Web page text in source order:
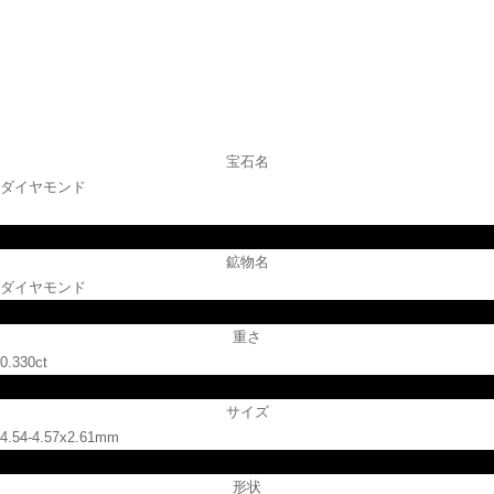
宝石名
ダイヤモンド
鉱物名
ダイヤモンド
重さ
0.330ct
サイズ
4.54-4.57x2.61mm
形状